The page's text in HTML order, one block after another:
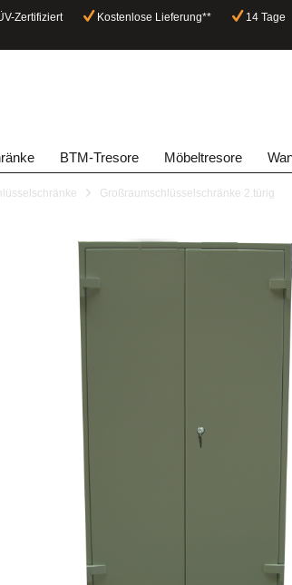
Zertifiziert Kostenlose Lieferung**
14 Tage
BTM-Tresore Möbeltresore
Großraumschlüsselschränke 2.türig